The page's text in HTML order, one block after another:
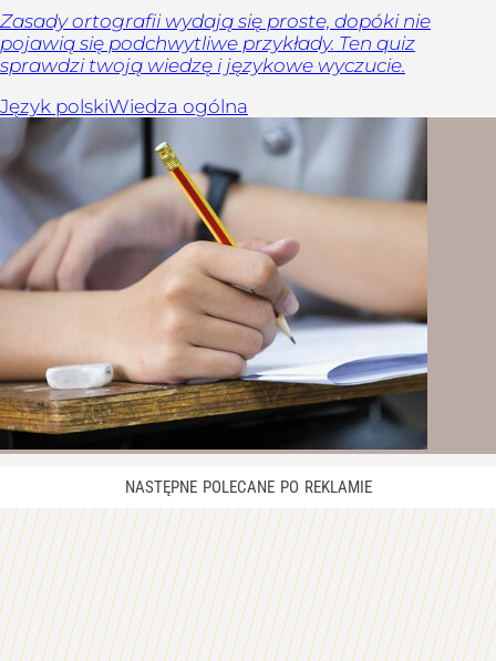
Zasady ortografii wydają się proste, dopóki nie
pojawią się podchwytliwe przykłady. Ten quiz
sprawdzi twoją wiedzę i językowe wyczucie.
Język polskiWiedza ogólna